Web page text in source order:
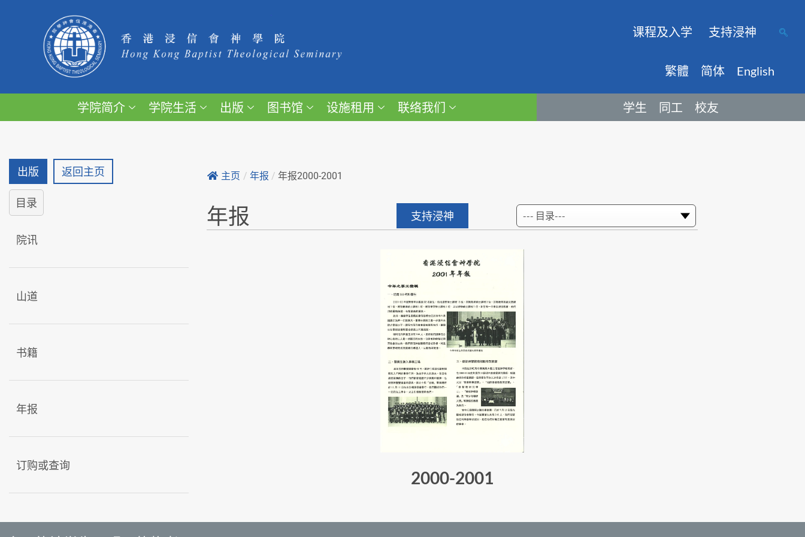
课程及入学 支持浸神
繁體 简体 English
学院简介 学院生活 出版 图书馆 设施租用 联络我们 学生 同工 校友
出版 返回主页
目录
院讯
山道
书籍
年报
订购或查询
主页 / 年报 / 年报2000-2001
年报 支持浸神
2000-2001